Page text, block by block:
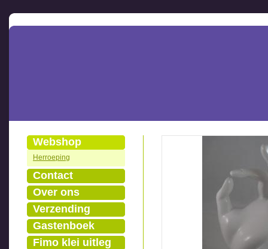
Webshop
Herroeping
Contact
Over ons
Verzending
Gastenboek
Fimo klei uitleg